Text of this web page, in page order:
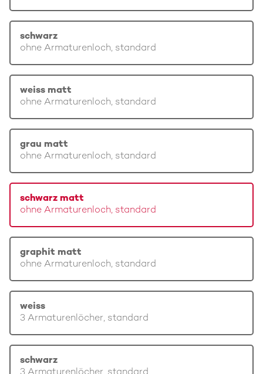
schwarz
ohne Armaturenloch, standard
weiss matt
ohne Armaturenloch, standard
grau matt
ohne Armaturenloch, standard
schwarz matt
ohne Armaturenloch, standard
graphit matt
ohne Armaturenloch, standard
weiss
3 Armaturenlöcher, standard
schwarz